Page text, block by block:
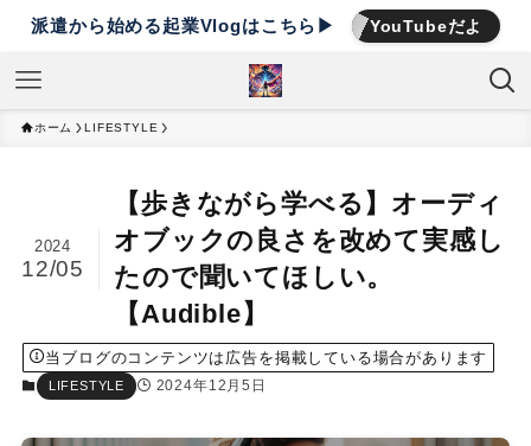
派遣から始める起業Vlogはこちら▶︎ YouTubeだよ
ホーム LIFESTYLE
【歩きながら学べる】オーディ
オブックの良さを改めて実感し
たので聞いてほしい。
【Audible】
2024
12/05
当ブログのコンテンツは広告を掲載している場合があります
LIFESTYLE 2024年12月5日